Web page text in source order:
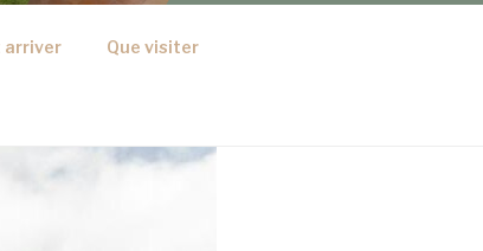
arriver Que visiter